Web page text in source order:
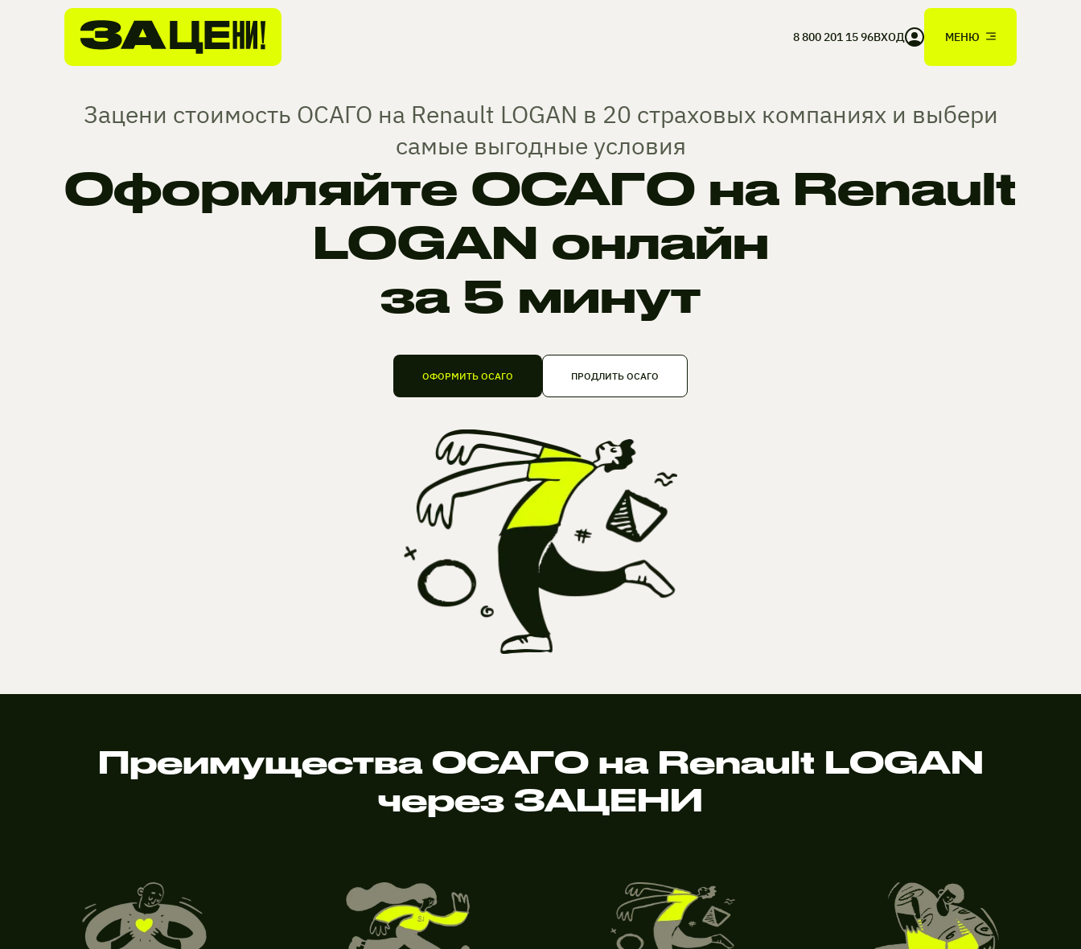
8 800 201 15 96ВХОД МЕНЮ
Зацени стоимость ОСАГО на Renault LOGAN в 20 страховых компаниях и выбери
самые выгодные условия
Оформляйте ОСАГО на Renault
LOGAN онлайн
за 5 минут
ОФОРМИТЬ ОСАГО ПРОДЛИТЬ ОСАГО
Преимущества ОСАГО на Renault LOGAN
через ЗАЦЕНИ